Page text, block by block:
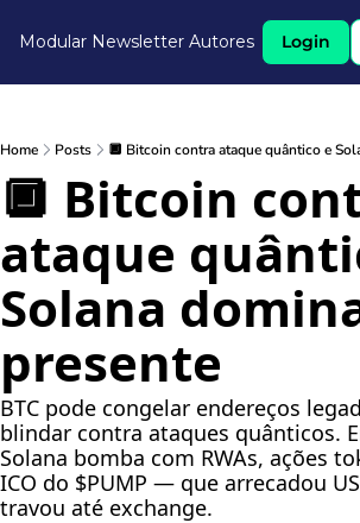
Modular Newsletter Autores Login
Home Posts 🔲 Bitcoin contra ataque quântico e
🔲 Bitcoin
ataque
Solana
presente
BTC pode congelar endereços
blindar contra ataques quânticos.
Solana bomba com RWAs, ações
ICO do $PUMP — que arrecadou
travou até exchange.